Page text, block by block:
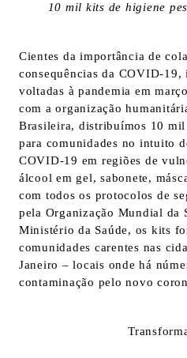
10 mil kits de higiene
Cientes da importância de
consequências da COVID-19,
voltadas à pandemia em
com a organização
Brasileira, distribuímos 10
para comunidades no intuito
COVID-19 em regiões de
álcool em gel, sabonete,
com todos os protocolos de
pela Organização Mundial da
Ministério da Saúde, os kits
comunidades carentes nas
Janeiro – locais onde há
contaminação pelo novo